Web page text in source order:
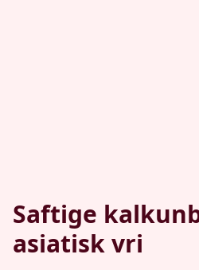
Saftige
asiatisk vri